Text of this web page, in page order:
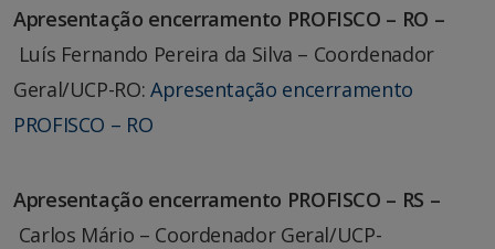
Apresentação encerramento PROFISCO – RO –
Luís Fernando Pereira da Silva – Coordenador
Geral/UCP-RO: Apresentação encerramento
PROFISCO – RO
Apresentação encerramento PROFISCO – RS –
Carlos Mário – Coordenador Geral/UCP-